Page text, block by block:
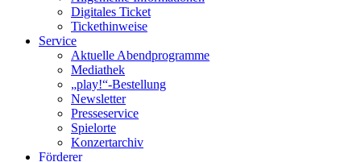
Digitales Ticket
Ticket­hinweise
Service
Aktuelle Abendprogramme
Mediathek
„play!“-Bestellung
Newsletter
Presseservice
Spielorte
Konzertarchiv
Förderer